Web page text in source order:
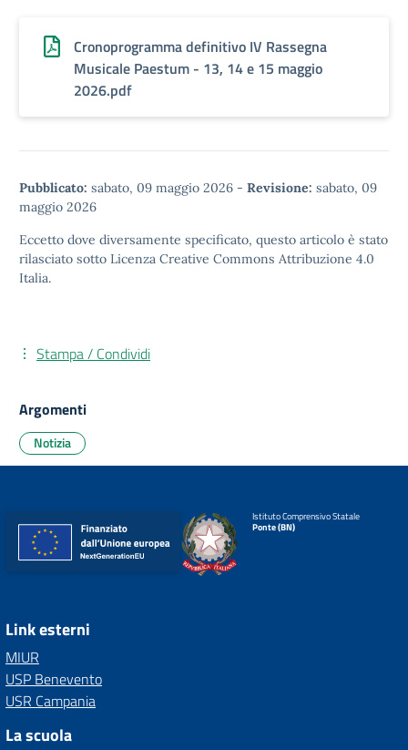
Cronoprogramma definitivo IV Rassegna
Musicale Paestum - 13, 14 e 15 maggio
2026.pdf
Pubblicato: sabato, 09 maggio 2026 - Revisione: sabato, 09
maggio 2026
Eccetto dove diversamente specificato, questo articolo è stato
rilasciato sotto Licenza Creative Commons Attribuzione 4.0
Italia.
Stampa / Condividi
Argomenti
Notizia
Istituto Comprensivo Statale
Ponte (BN)
Link esterni
MIUR
USP Benevento
USR Campania
La scuola